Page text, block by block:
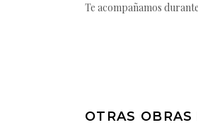
Te acompañamos
OTRAS OBRAS